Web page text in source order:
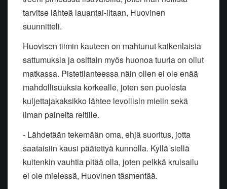
tarvitse lähteä lauantai-iltaan, Huovinen
suunnitteli.
Huovisen tiimin kauteen on mahtunut kaikenlaisia
sattumuksia ja osittain myös huonoa tuuria on ollut
matkassa. Pistetilanteessa näin ollen ei ole enää
mahdollisuuksia korkealle, joten sen puolesta
kuljettajakaksikko lähtee levollisin mielin sekä
ilman paineita reitille.
- Lähdetään tekemään oma, ehjä suoritus, jotta
saataisiin kausi päätettyä kunnolla. Kyllä siellä
kuitenkin vauhtia pitää olla, joten pelkkä kruisailu
ei ole mielessä, Huovinen täsmentää.